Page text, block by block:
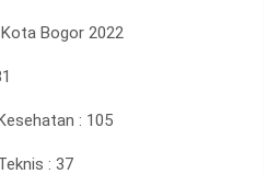
Bogor 2022
: 105
: 37